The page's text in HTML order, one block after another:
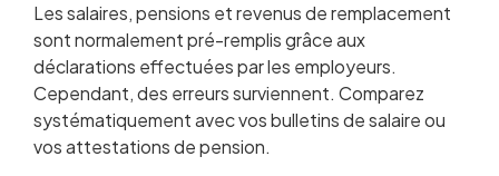
Les salaires, pensions et revenus de remplacement
sont normalement pré-remplis grâce aux
déclarations effectuées par les employeurs.
Cependant, des erreurs surviennent. Comparez
systématiquement avec vos bulletins de salaire ou
vos attestations de pension.